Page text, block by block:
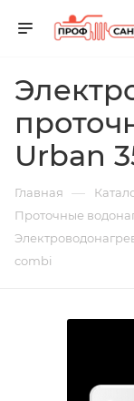
Urban
Главная —
Проточные
combi